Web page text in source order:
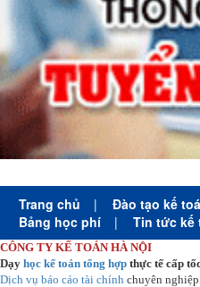
Trang chủ | Đào tạo kế
Bảng học phí
| Tin tức kế
CÔNG TY KẾ TOÁN HÀ NỘI
Dạy học kế toán tổng hợp thực tế cấp
Dịch vụ báo cáo tài chính chuyên